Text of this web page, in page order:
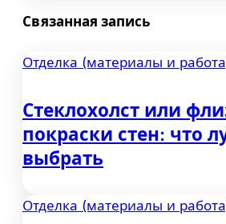
записям
Связанная запись
Отделка (материалы и
Стеклохолст или
покраски стен: что
выбрать
Отделка (материалы и